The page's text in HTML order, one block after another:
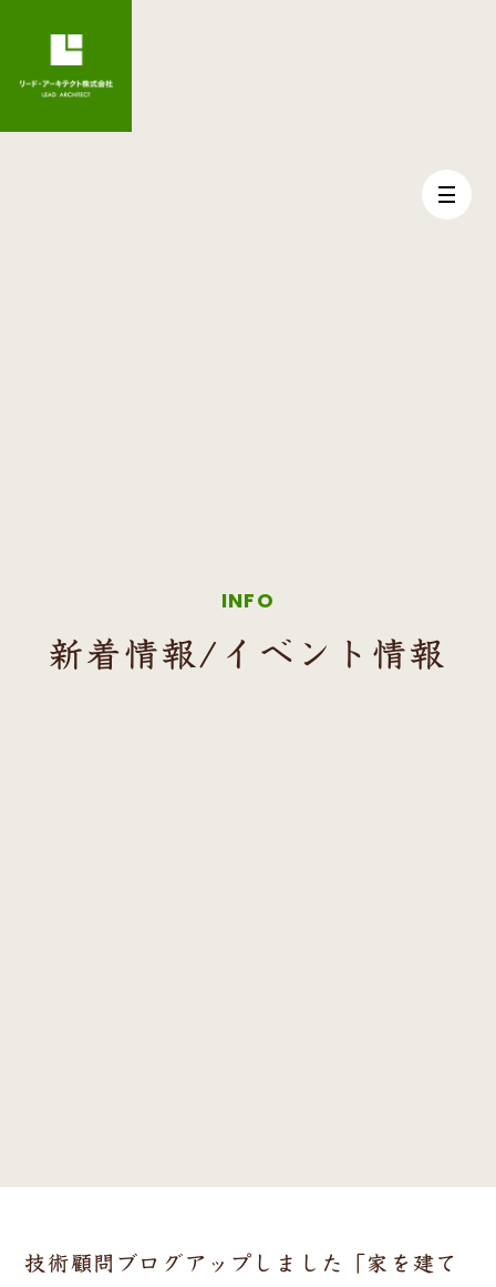
INFO
新着情報/イベント情報
技術顧問ブログアップしました「家を建て